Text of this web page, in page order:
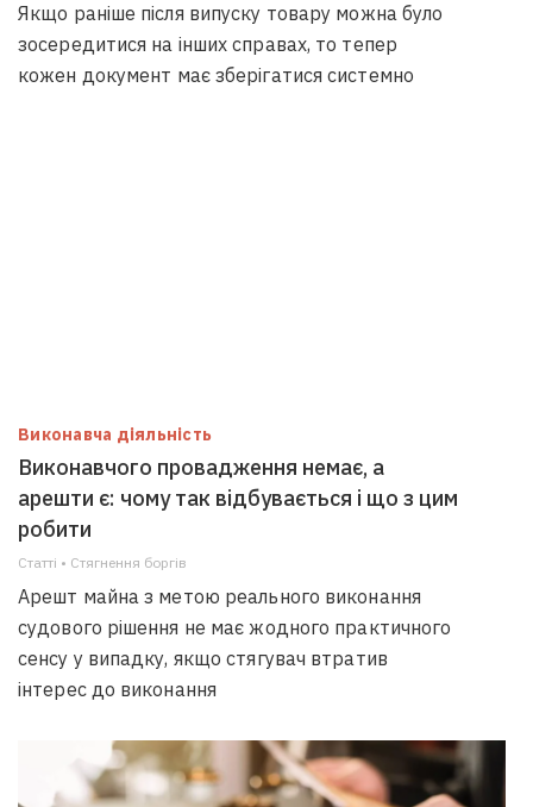
Якщо раніше після випуску товару можна було
зосередитися на інших справах, то тепер
кожен документ має зберігатися системно
Виконавча діяльність
Виконавчого провадження немає, а
арешти є: чому так відбувається і що з цим
робити
Статті • Стягнення боргiв
Арешт майна з метою реального виконання
судового рішення не має жодного практичного
сенсу у випадку, якщо стягувач втратив
інтерес до виконання